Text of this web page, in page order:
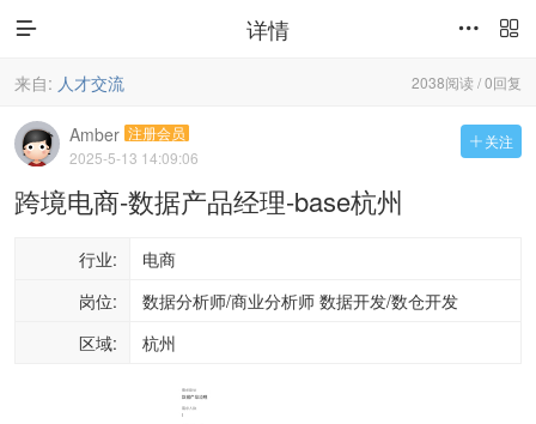
 详情 

2038阅读 / 0回复
来自: 人才交流
 关注
Amber 注册会员
2025-5-13 14:09:06
跨境电商-数据产品经理-base杭州
行业:
电商
岗位:
数据分析师/商业分析师 数据开发/数仓开发
区域:
杭州